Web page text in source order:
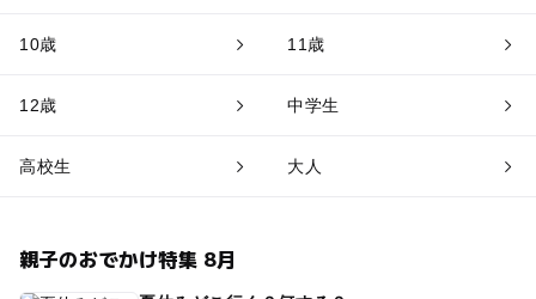
10歳 11歳
12歳 中学生
高校生 大人
親子のおでかけ特集 8月